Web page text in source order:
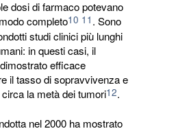
dosi di farmaco potevano
completo10 11 . Sono
studi clinici più lunghi
in questi casi, il
efficace
il tasso di sopravvivenza e
la metà dei tumori12.
nel 2000 ha mostrato